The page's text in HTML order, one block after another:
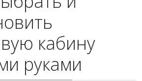
кабину
руками